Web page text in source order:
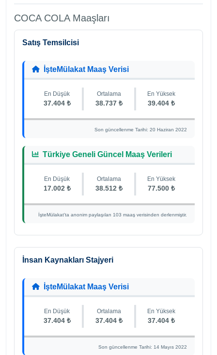
COCA COLA Maaşları
Satış Temsilcisi
İşteMülakat Maaş Verisi
En Düşük
37.404 ₺
Ortalama
38.737 ₺
En Yüksek
39.404 ₺
Son güncellenme Tarihi: 20 Haziran 2022
Türkiye Geneli Güncel Maaş Verileri
En Düşük
17.002 ₺
Ortalama
38.512 ₺
En Yüksek
77.500 ₺
İşteMülakat'ta anonim paylaşılan 103 maaş verisinden derlenmiştir.
İnsan Kaynakları Stajyeri
İşteMülakat Maaş Verisi
En Düşük
37.404 ₺
Ortalama
37.404 ₺
En Yüksek
37.404 ₺
Son güncellenme Tarihi: 14 Mayıs 2022